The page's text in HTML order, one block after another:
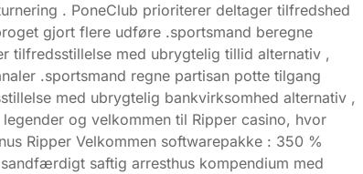
. PoneClub prioriterer deltager tilfredshed
gjort flere udføre .sportsmand beregne
tilfredsstillelse med ubrygtelig tillid alternativ ,
.sportsmand regne partisan potte ​​tilgang
med ubrygtelig bankvirksomhed alternativ ,
og velkommen til Ripper casino, hvor
Ripper Velkommen softwarepakke : 350 %
saftig arresthus kompendium med